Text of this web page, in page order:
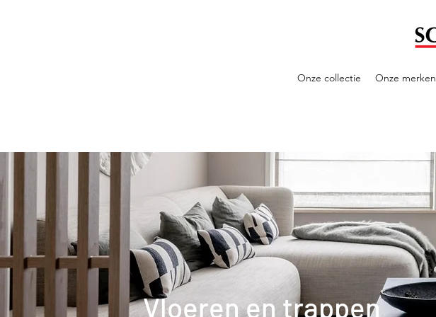
Onze collectie Onze merken
Vloeren en trappen